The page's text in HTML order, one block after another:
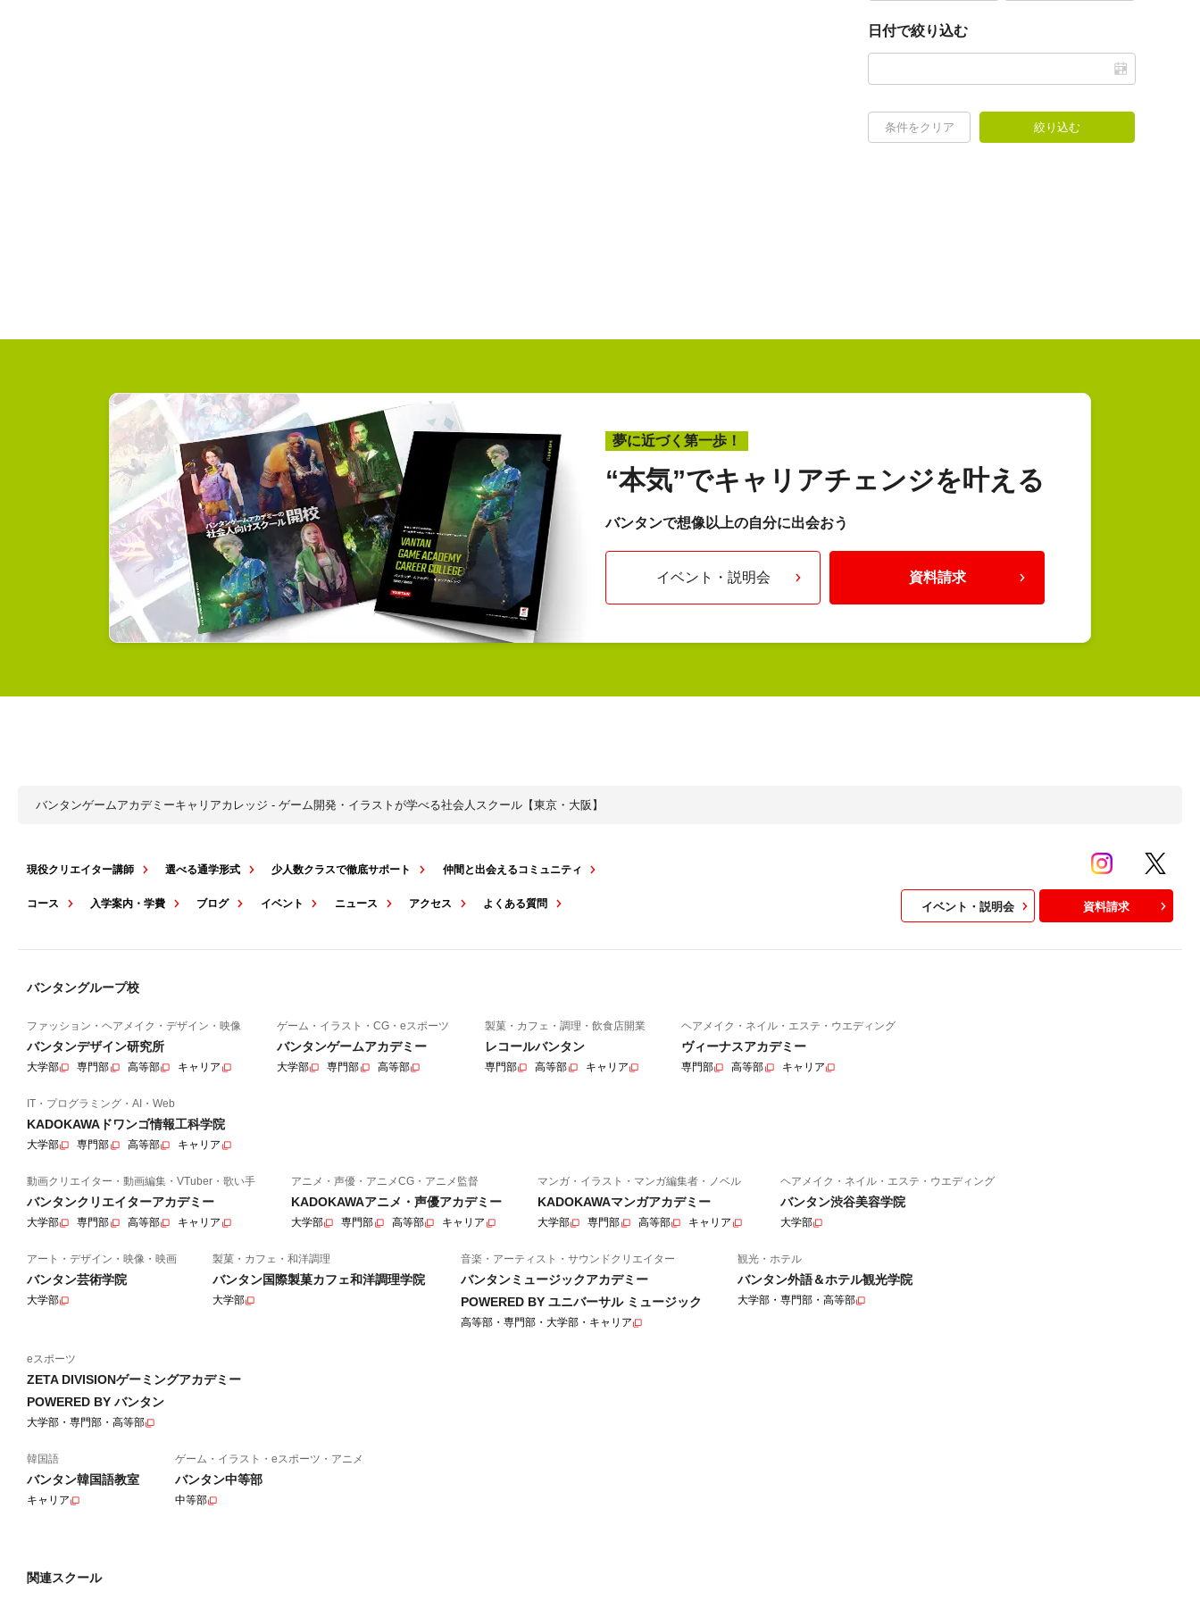
日付で絞り込む
条件をクリア 絞り込む
夢に近づく第一歩！
“本気”でキャリアチェンジを叶える
バンタンで想像以上の自分に出会おう
イベント・説明会 資料請求
バンタンゲームアカデミーキャリアカレッジ - ゲーム開発・イラストが学べる社会人スクール【東京・大阪】
現役クリエイター講師 選べる通学形式 少人数クラスで徹底サポート 仲間と出会えるコミュニティ
コース 入学案内・学費 ブログ イベント ニュース アクセス よくある質問 イベント・説明会 資料請求
バンタングループ校
ファッション・ヘアメイク・デザイン・映像
バンタンデザイン研究所
大学部 専門部 高等部 キャリア
ゲーム・イラスト・CG・eスポーツ
バンタンゲームアカデミー
大学部 専門部 高等部
製菓・カフェ・調理・飲食店開業
レコールバンタン
専門部 高等部 キャリア
ヘアメイク・ネイル・エステ・ウエディング
ヴィーナスアカデミー
専門部 高等部 キャリア
IT・プログラミング・AI・Web
KADOKAWAドワンゴ情報工科学院
大学部 専門部 高等部 キャリア
動画クリエイター・動画編集・VTuber・歌い手
バンタンクリエイターアカデミー
大学部 専門部 高等部 キャリア
アニメ・声優・アニメCG・アニメ監督
KADOKAWAアニメ・声優アカデミー
大学部 専門部 高等部 キャリア
マンガ・イラスト・マンガ編集者・ノベル
KADOKAWAマンガアカデミー
大学部 専門部 高等部 キャリア
ヘアメイク・ネイル・エステ・ウエディング
バンタン渋谷美容学院
大学部
アート・デザイン・映像・映画
バンタン芸術学院
大学部
製菓・カフェ・和洋調理
バンタン国際製菓カフェ和洋調理学院
大学部
音楽・アーティスト・サウンドクリエイター
バンタンミュージックアカデミー
POWERED BY ユニバーサル ミュージック
高等部・専門部・大学部・キャリア
観光・ホテル
バンタン外語＆ホテル観光学院
大学部・専門部・高等部
eスポーツ
ZETA DIVISIONゲーミングアカデミー
POWERED BY バンタン
大学部・専門部・高等部
韓国語
バンタン韓国語教室
キャリア
ゲーム・イラスト・eスポーツ・アニメ
バンタン中等部
中等部
関連スクール